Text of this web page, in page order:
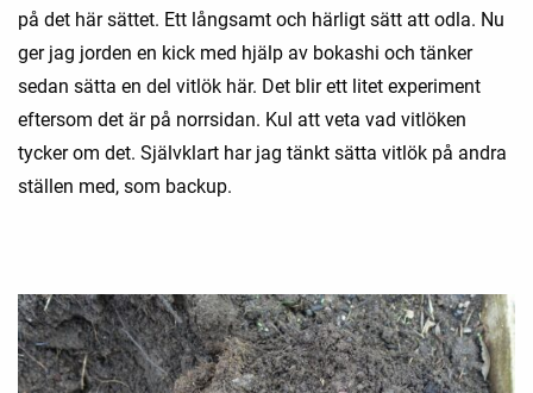
på det här sättet. Ett långsamt och härligt sätt att odla. Nu
ger jag jorden en kick med hjälp av bokashi och tänker
sedan sätta en del vitlök här. Det blir ett litet experiment
eftersom det är på norrsidan. Kul att veta vad vitlöken
tycker om det. Självklart har jag tänkt sätta vitlök på andra
ställen med, som backup.